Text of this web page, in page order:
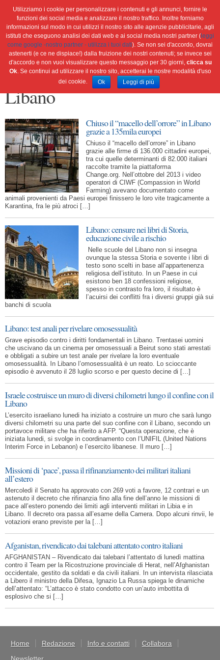
Home Ambiente Attualità
Cultura e società
Green economy
Salute Scienza&tec
Libri
Blog
Viaggi
Libano
Chiuso il “macello dell’orrore” in Libano
grazie a 135mila europei
Chiuso il “macello dell’orrore” in Libano
grazie alle firme di 136.000 cittadini europei,
tra cui quelle determinanti di 82.000 italiani
raccolte tramite la piattaforma
Change.org. Nell’ottobre del 2013 i video
operatori di CIWF (Compassion in World
Farming) avevano documentato come
animali provenienti da Paesi europei finissero le loro vite tragicamente a
Karantina, fra le più atroci […]
Libano: censure nei libri di Storia,
educazione civile a rischio
Nelle scuole del Libano non si insegna
ovunque la stessa Storia e sovente i libri di
testo sono scelti in base all’appartenenza
religiosa dell’istituto. In un Paese in cui
esistono ben 18 confessioni religiose,
spesso in contrasto fra loro, il risultato è
l’acuirsi dei conflitti fra i diversi gruppi già sui
banchi di scuola
Libano: test anali per rivelare omosessualità
Grave episodio contro i diritti fondamentali in Libano. Trentasei uomini
che uscivano da un cinema per omosessuali a Beirut sono stati arrestati
e obbligati a subire un test anale per rivelare la loro eventuale
omosessualità. In Libano l’omosessualità è un reato. Lo scioccante
episodio è avvenuto il 28 luglio scorso e per questo decine di […]
Israele costruisce un muro di diversi chilometri lungo il confine con il
Libano
L’esercito israeliano lunedi ha iniziato a costruire un muro che sarà lungo
diversi chilometri su una parte del suo confine con il Libano, secondo un
portavoce militare che ha riferito a AFP. “Questa operazione, che è
iniziata lunedi, si svolge in coordinamento con l’UNIFIL (United Nations
Interim Force in Lebanon) e l’esercito libanese. Il muro […]
Missioni di ‘pace’, passa il rifinanziamento dei militari italiani
all’estero
Mercoledì il Senato ha approvato con 269 voti a favore, 12 contrari e un
astenuto il decreto che rifinanzia fino alla fine dell’anno le missioni di
pace all’estero ponendo dei limiti agli interventi militari in Libia e in
Libano. Il decreto ora passa all’esame della Camera. Dopo alcuni rinvii, le
votazioni erano previste per la […]
Afganistan, rivendicato dai talebani attentato contro italiani
AFGHANISTAN – Rivendicato dai talebani l’attentato di lunedì mattina
contro il Team per la Ricostruzione provinciale di Herat, nell’Afghanistan
occidentale, gestito da soldati e da civili italiani. In un intervista rilasciata
a Libero il ministro della Difesa, Ignazio La Russa spiega le dinamiche
dell’attentato: “L’attacco è stato condotto con un’auto imbottita di
esplosivo che si […]
Home Redazione Info e contatti
Collabora
Utilizziamo i cookie per personalizzare i contenuti e gli annunci, fornire le
funzioni dei social media e analizzare il nostro traffico. Inoltre forniamo
informazioni sul modo in cui utilizzi il nostro sito alle agenzie pubblicitarie, agli
istituti che eseguono analisi dei dati web e ai social media nostri partner ( leggi
come google -nostro partner - utilizza i tuoi dati). Se non sei d'accordo, dovrai
astenerti (e ce ne dispiace!) dalla fruizione dei nostri contenuti; se invece sei
d'accordo e non vuoi visualizzare questo messaggio per 30 giorni, clicca su
Ok. Se continui ad utilizzare il nostro sito, accetterai le nostre modalità d'uso
dei cookie.
Ok Leggi di più